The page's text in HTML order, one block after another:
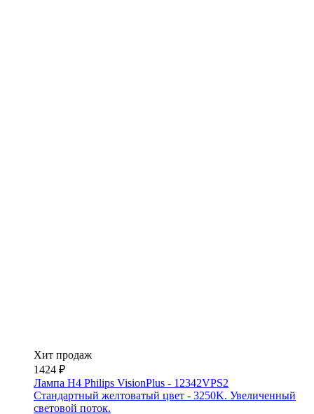
Хит продаж
1424 ₽
Лампа H4 Philips VisionPlus - 12342VPS2
Стандартный желтоватый цвет - 3250K. Увеличенный
световой поток.